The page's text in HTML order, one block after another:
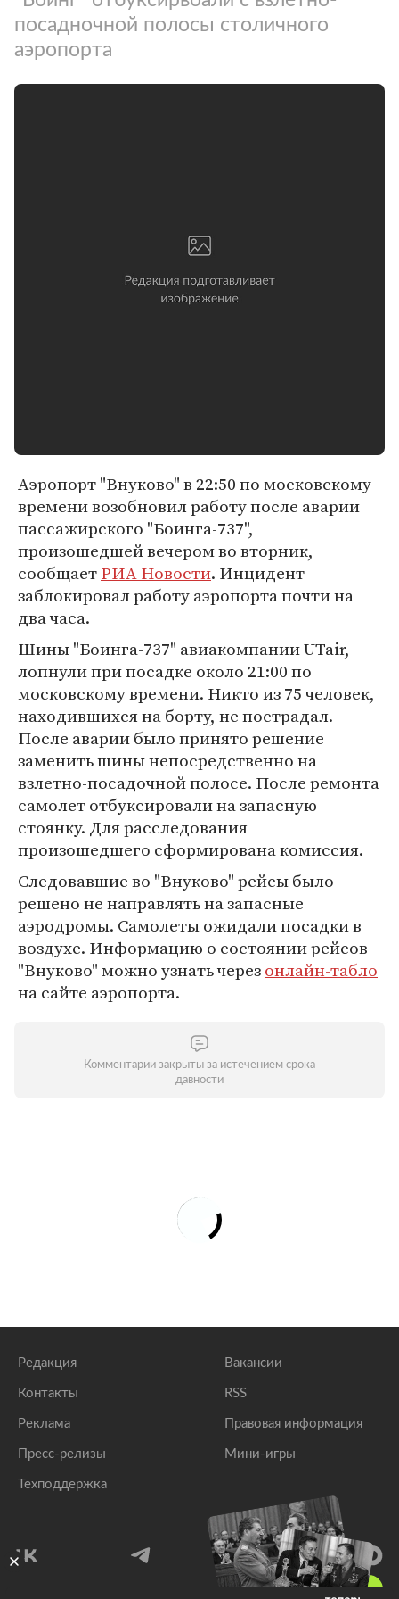
посадночной полосы столичного
аэропорта
Аэропорт "Внуково" в 22:50 по московскому
времени возобновил работу после аварии
пассажирского "Боинга-737",
произошедшей вечером во вторник,
сообщаетРИА Новости. Инцидент
заблокировал работу аэропорта почти на
два часа.
Шины "Боинга-737" авиакомпании UTair,
лопнули при посадке около 21:00 по
московскому времени. Никто из 75 человек,
находившихся на борту, не пострадал.
После аварии было принято решение
заменить шины непосредственно на
взлетно-посадочной полосе. После ремонта
самолет отбуксировали на запасную
стоянку. Для расследования
произошедшего сформирована комиссия.
Следовавшие во "Внуково" рейсы было
решено не направлять на запасные
аэродромы. Самолеты ожидали посадки в
воздухе. Информацию о состоянии рейсов
"Внуково" можно узнать черезонлайн-табло
на сайте аэропорта.
Комментарии закрыты за истечением срока
давности
Редакция
Контакты
Реклама
Пресс-релизы
Техподдержка
Вакансии
RSS
Правовая информация
Мини-игры